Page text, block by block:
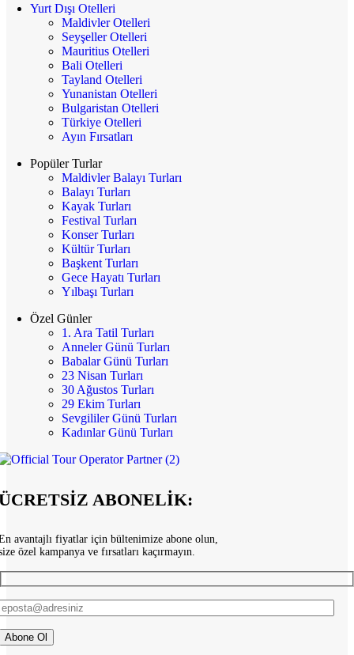
Yurt Dışı Otelleri
Maldivler Otelleri
Seyşeller Otelleri
Mauritius Otelleri
Bali Otelleri
Tayland Otelleri
Yunanistan Otelleri
Bulgaristan Otelleri
Türkiye Otelleri
Ayın Fırsatları
Popüler Turlar
Maldivler Balayı Turları
Balayı Turları
Kayak Turları
Festival Turları
Konser Turları
Kültür Turları
Başkent Turları
Gece Hayatı Turları
Yılbaşı Turları
Özel Günler
1. Ara Tatil Turları
Anneler Günü Turları
Babalar Günü Turları
23 Nisan Turları
30 Ağustos Turları
29 Ekim Turları
Sevgililer Günü Turları
Kadınlar Günü Turları
ABONELİK:
avantajlı fiyatlar için bültenimize abone olun,
özel kampanya ve fırsatları kaçırmayın.